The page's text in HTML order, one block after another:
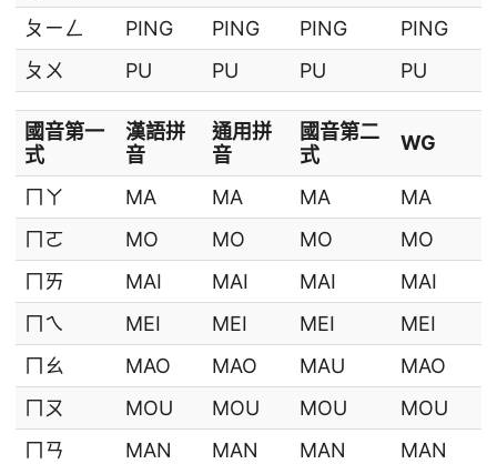
ㄆㄧㄥ
PING PING PING
PING
ㄆㄨ
PU PU PU PU
國音第一
式
漢語拼
音
通用拼
音
國音第二
式
WG
ㄇㄚ MA MA MA
MA
ㄇㄛ
MO MO MO
MO
ㄇㄞ
MAI MAI MAI
MAI
ㄇㄟ
MEI MEI MEI
MEI
ㄇㄠ
MAO MAO MAU
MAO
ㄇㄡ
MOU MOU MOU
MOU
ㄇㄢ
MAN MAN MAN
MAN